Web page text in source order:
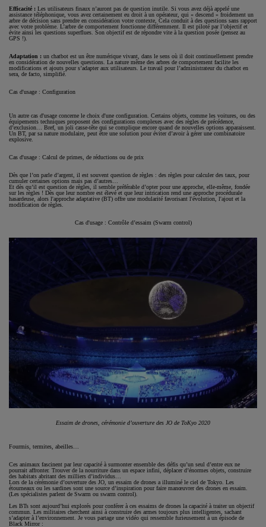
Efficacité : Les utilisateurs finaux n’auront pas de question inutile. Si vous avez déjà appelé une
assistance téléphonique, vous avez certainement eu droit à un opérateur, qui « descend » froidement un
arbre de décision sans prendre en considération votre contexte, Cela conduit à des questions sans rapport
avec votre problème. L’arbre de comportement fonctionne différemment. Il est piloté par l’objectif et
évite ainsi les questions superflues. Son objectif est de répondre vite à la question posée (pensez au
GPS !).
Adaptation : un chatbot est un être numérique vivant, dans le sens où il doit continuellement prendre
en considération de nouvelles questions. La nature même des arbres de comportement facilite les
modifications et ajouts pour s’adapter aux utilisateurs. Le travail pour l’administrateur du chatbot en
sera, de facto, simplifié.
Cas d'usage : Configuration
Un autre cas d'usage concerne le choix d'une configuration. Certains objets, comme les voitures, ou des
équipements techniques proposent des configurations complexes avec des règles de précédence,
d’exclusion… Bref, un joli casse-tête qui se complique encore quand de nouvelles options apparaissent.
Un BT, par sa nature modulaire, peut être une solution pour éviter d’avoir à gérer une combinatoire
explosive.
Cas d'usage : Calcul de primes, de réductions ou de prix
Dès que l’on parle d’argent, il est souvent question de règles : des règles pour calculer des taux, pour
cumuler certaines options mais pas d’autres…
Et dès qu’il est question de règles, il semble préférable d’opter pour une approche, elle-même, fondée
sur les règles ! Dès que leur nombre est élevé et que leur intrication rend une approche procédurale
hasardeuse, alors l'approche adaptative (BT) offre une modularité favorisant l'évolution, l'ajout et la
modification de règles.
Cas d'usage : Contrôle d’essaim (Swarm control)
Essaim de drones, cérémonie d’ouverture des JO de ToKyo 2020
Fourmis, termites, abeilles…
Ces animaux fascinent par leur capacité à surmonter ensemble des défis qu’un seul d’entre eux ne
pourrait affronter. Trouver de la nourriture dans un espace infini, déplacer d’énormes objets, construire
des habitats abritant des milliers d’individus…
Lors de la cérémonie d’ouverture des JO, un essaim de drones a illuminé le ciel de Tokyo. Les
étourneaux ou les sardines sont une source d’inspiration pour faire manœuvrer des drones en essaim.
(Les spécialistes parlent de Swarm ou swarm control).
Les BTs sont aujourd’hui explorés pour conférer à ces essaims de drones la capacité à traiter un objectif
commun. Les militaires cherchent ainsi à construire des armes toujours plus intelligentes, sachant
s’adapter à l’environnement. Je vous partage une vidéo qui ressemble furieusement à un épisode de
Black Mirror :